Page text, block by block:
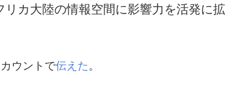
リカ大陸の情報空間に影響力を活発に拡
ウントで伝えた 。